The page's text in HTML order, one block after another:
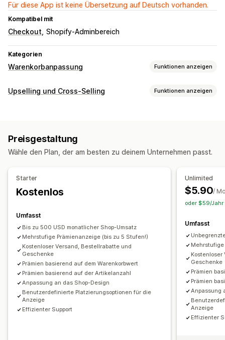
Für diese App ist keine Übersetzung auf Deutsch vorhanden.
Kompatibel mit
Checkout Shopify-Adminbereich
Kategorien
Warenkorbanpassung Funktionen anzeigen
Warenkorbanzeige
Upselling
Versandleiste
Gestaffelte Prämien
Kostenlose Geschenke
Upselling und Cross-Selling Funktionen anzeigen
Ankündigungsleiste
Warenkorbeinschub Benutzerdefinierte Regeln
Preisgestaltung
Wähle den Plan, der am besten zu deinem Unternehmen passt.
Starter
Kostenlos
Umfasst
Bis zu 500 USD monatlicher Shop-Umsatz
Mehrstufige Prämienanzeige (bis zu 5 Stufen!)
Kostenloser Versand, Bestellrabatte und
Geschenke
Prämien basierend auf dem Warenkorbwert
Prämien basierend auf der Artikelanzahl
Anpassung an das Shop-Design
Benutzerdefinierte Platzierungsoptionen für die
Anzeige
Effizienter Support
Unlimited
$5.90/
oder $59/Jahr
Umfasst
Geschenke
Prämien
Prämien
Anpassung
Anzeige
Effizienter